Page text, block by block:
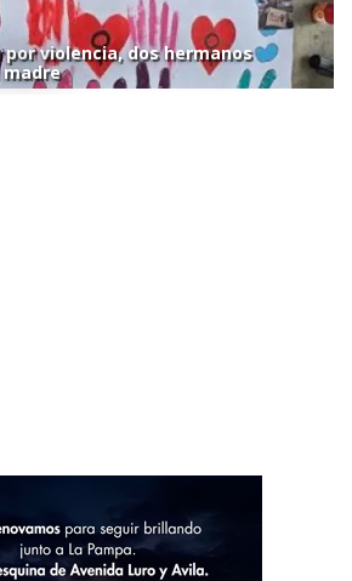
violencia, dos hermanos